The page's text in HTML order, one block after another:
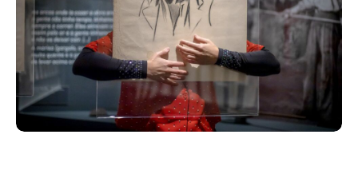
DESPORTO